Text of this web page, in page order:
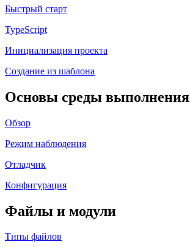
Быстрый старт
TypeScript
Инициализация проекта
Создание из шаблона
Основы среды выполнения
Обзор
Режим наблюдения
Отладчик
Конфигурация
Файлы и модули
Типы файлов